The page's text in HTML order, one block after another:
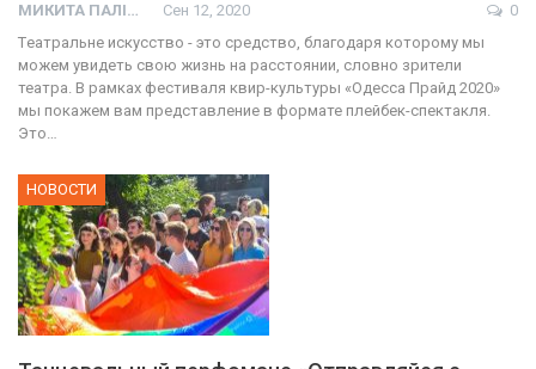
МИКИТА ПАЛІЙ Сен 12, 2020
0
Tеатральне искусство - это средство, благодаря которому мы
можем увидеть свою жизнь на расстоянии, словно зрители
театра. В рамках фестиваля квир-культуры «Одесса Прайд 2020»
мы покажем вам представление в формате плейбек-спектакля.
Это…
НОВОСТИ